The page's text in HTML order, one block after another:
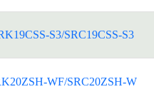
S3/SRC19CSS-S3
WF/SRC20ZSH-W